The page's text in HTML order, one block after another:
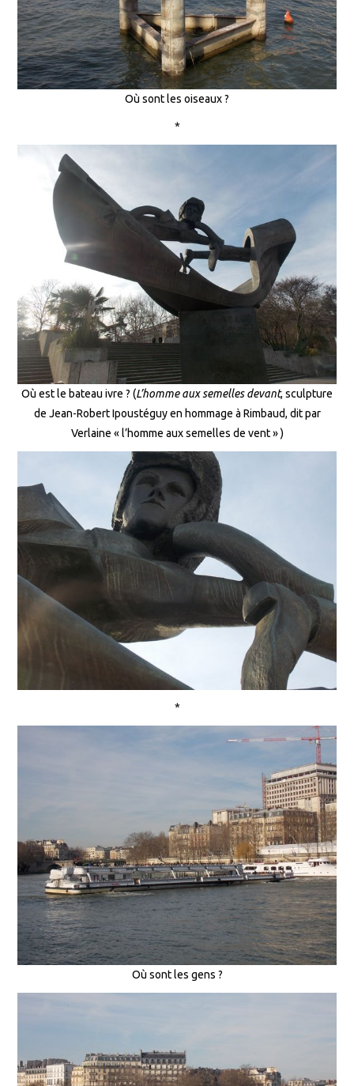
Où sont les oiseaux ?
*
Où est le bateau ivre ? (L’homme aux semelles devant, sculpture
de Jean-Robert Ipoustéguy en hommage à Rimbaud, dit par
Verlaine « l’homme aux semelles de vent » )
*
Où sont les gens ?